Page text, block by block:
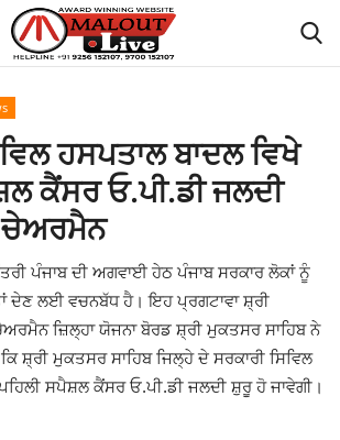
ਹਸਪਤਾਲ ਬਾਦਲ ਵਿਖੇ
ਕੈਂਸਰ ਓ.ਪੀ.ਡੀ ਜਲਦੀ
ਚੇਅਰਮੈਨ
ਪੰਜਾਬ ਦੀ ਅਗਵਾਈ ਹੇਠ ਪੰਜਾਬ ਸਰਕਾਰ ਲੋਕਾਂ ਨੂੰ
ਦੇਣ ਲਈ ਵਚਨਬੱਧ ਹੈ। ਇਹ ਪ੍ਰਗਟਾਵਾ ਸ਼੍ਰੀ
ਜ਼ਿਲ੍ਹਾ ਯੋਜਨਾ ਬੋਰਡ ਸ਼੍ਰੀ ਮੁਕਤਸਰ ਸਾਹਿਬ ਨੇ
ਸ਼੍ਰੀ ਮੁਕਤਸਰ ਸਾਹਿਬ ਜਿਲ੍ਹੇ ਦੇ ਸਰਕਾਰੀ ਸਿਵਿਲ
ਸਪੈਸ਼ਲ ਕੈਂਸਰ ਓ.ਪੀ.ਡੀ ਜਲਦੀ ਸ਼ੁਰੂ ਹੋ ਜਾਵੇਗੀ।